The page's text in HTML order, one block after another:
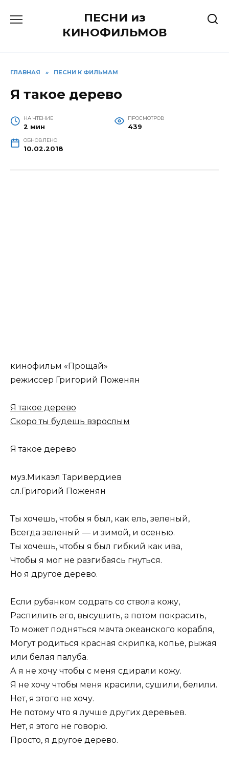
ПЕСНИ из
КИНОФИЛЬМОВ
ГЛАВНАЯ » ПЕСНИ К ФИЛЬМАМ
Я такое дерево
НА ЧТЕНИЕ
2 мин
ПРОСМОТРОВ
439
ОБНОВЛЕНО
10.02.2018
кинофильм «Прощай»
режиссер Григорий Поженян
Я такое дерево
Скоро ты будешь взрослым
Я такое дерево
муз.Микаэл Таривердиев
сл.Григорий Поженян
Ты хочешь, чтобы я был, как ель, зеленый,
Всегда зеленый — и зимой, и осенью.
Ты хочешь, чтобы я был гибкий как ива,
Чтобы я мог не разгибаясь гнуться.
Но я другое дерево.
Если рубанком содрать со ствола кожу,
Распилить его, высушить, а потом покрасить,
То может подняться мачта океанского корабля,
Могут родиться красная скрипка, копье, рыжая
или белая палуба.
А я не хочу чтобы с меня сдирали кожу.
Я не хочу чтобы меня красили, сушили, белили.
Нет, я этого не хочу.
Не потому что я лучше других деревьев.
Нет, я этого не говорю.
Просто, я другое дерево.